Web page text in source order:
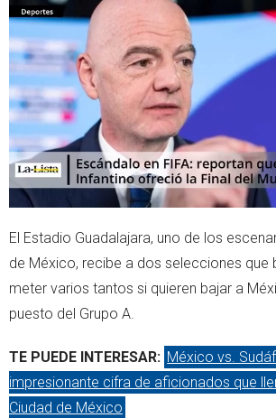
El Estadio Guadalajara, uno de los
de México, recibe a dos selecciones que
meter varios tantos si quieren bajar a
puesto del Grupo A.
TE PUEDE INTERESAR: México vs.
impresionante cifra de aficionados que
Ciudad de México